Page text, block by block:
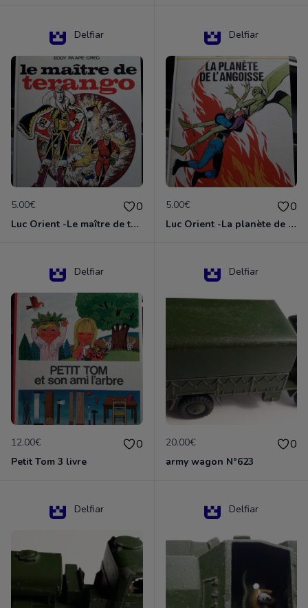
Delfiar
5.00€ 0
Luc Orient -Le maître de terango
Delfiar
5.00€ 0
Luc Orient -La planète de l'angoisse
Delfiar
12.00€ 0
Petit Tom 3 livre
Delfiar
20.00€ 0
army wagon N°623
Delfiar Delfiar